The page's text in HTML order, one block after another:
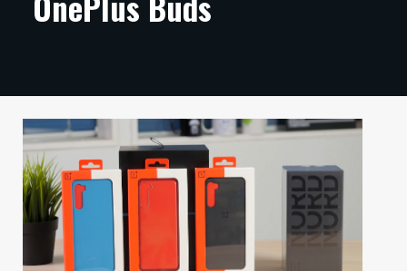
ARTIKKELIT
TECHBBS
TIETOA
HINTA.FI
KAUPPA
VAIHDA TEEMA